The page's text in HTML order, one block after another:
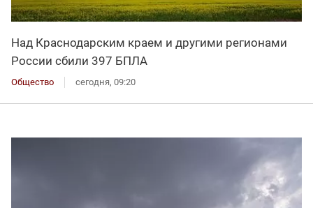
Над Краснодарским краем и другими регионами
России сбили 397 БПЛА
Общество сегодня, 09:20